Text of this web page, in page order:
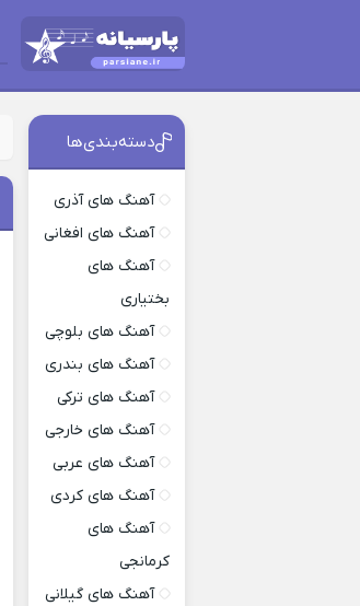
دسته‌بندی‌ها
آهنگ های آذری
آهنگ های افغانی
آهنگ های
بختیاری
آهنگ های بلوچی
آهنگ های بندری
آهنگ های ترکی
آهنگ های خارجی
آهنگ های عربی
آهنگ های کردی
آهنگ های
کرمانجی
آهنگ های گیلانی